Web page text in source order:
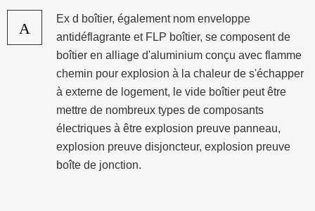
A
Ex d boîtier, également nom enveloppe
antidéflagrante et FLP boîtier, se composent de
boîtier en alliage d'aluminium conçu avec flamme
chemin pour explosion à la chaleur de s'échapper
à externe de logement, le vide boîtier peut être
mettre de nombreux types de composants
électriques à être explosion preuve panneau,
explosion preuve disjoncteur, explosion preuve
boîte de jonction.